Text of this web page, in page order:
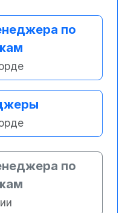
по
по